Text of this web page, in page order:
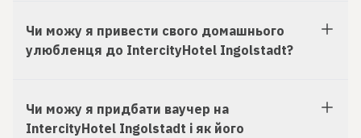
Чи можу я привести свого домашнього
улюбленця до IntercityHotel Ingolstadt?
Чи можу я придбати ваучер на
IntercityHotel Ingolstadt і як його